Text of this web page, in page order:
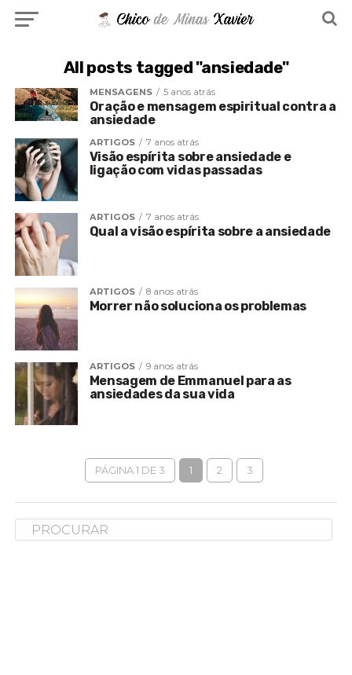
All posts tagged "ansiedade"
MENSAGENS 5 anos atrás
Oração e mensagem espiritual contra a
ansiedade
ARTIGOS 7 anos atrás
Visão espírita sobre ansiedade e
ligação com vidas passadas
ARTIGOS 7 anos atrás
Qual a visão espírita sobre a ansiedade
ARTIGOS 8 anos atrás
Morrer não soluciona os problemas
ARTIGOS 9 anos atrás
Mensagem de Emmanuel para as
ansiedades da sua vida
PÁGINA 1 DE 3 1 2 3